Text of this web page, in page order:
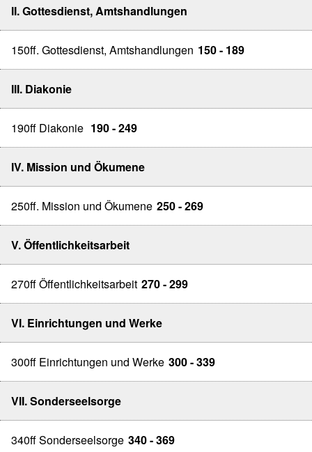
II. Gottesdienst, Amtshandlungen
150ff. Gottesdienst, Amtshandlungen 150 - 189
III. Diakonie
190ff Diakonie 190 - 249
IV. Mission und Ökumene
250ff. Mission und Ökumene 250 - 269
V. Öffentlichkeitsarbeit
270ff Öffentlichkeitsarbeit 270 - 299
VI. Einrichtungen und Werke
300ff Einrichtungen und Werke 300 - 339
VII. Sonderseelsorge
340ff Sonderseelsorge 340 - 369